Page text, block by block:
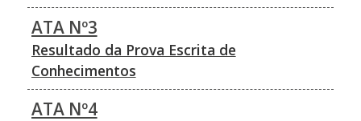
ATA Nº3
Resultado da Prova Escrita de
Conhecimentos
ATA Nº4